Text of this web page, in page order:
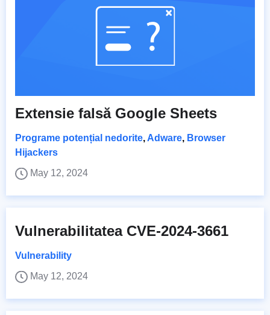
Extensie falsă Google Sheets
Programe potențial nedorite, Adware, Browser
Hijackers
May 12, 2024
Vulnerabilitatea CVE-2024-3661
Vulnerability
May 12, 2024